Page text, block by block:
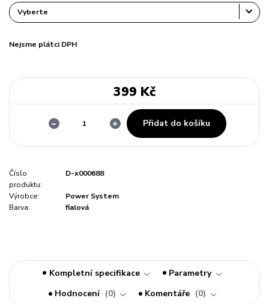
Nejsme plátci DPH
399 Kč
Přidat do košíku
Číslo
produktu:
D-x000688
Výrobce:
Power System
Barva:
fialová
Kompletní specifikace
Parametry
Hodnocení
0 Komentáře 0